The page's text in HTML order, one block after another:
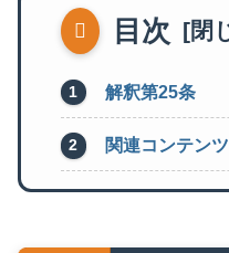
目次
解釈第25条
関連コンテンツ